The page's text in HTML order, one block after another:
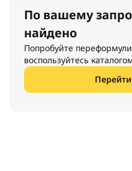
По вашему
найдено
Попробуйте
воспользуйтесь